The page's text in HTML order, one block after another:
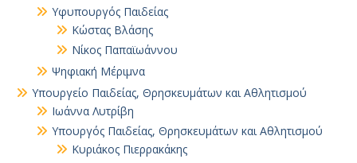
Υφυπουργός Παιδείας
Κώστας Βλάσης
Νίκος Παπαϊωάννου
Ψηφιακή Μέριμνα
Υπουργείο Παιδείας, Θρησκευμάτων και Αθλητισμού
Ιωάννα Λυτρίβη
Υπουργός Παιδείας, Θρησκευμάτων και Αθλητισμού
Κυριάκος Πιερρακάκης